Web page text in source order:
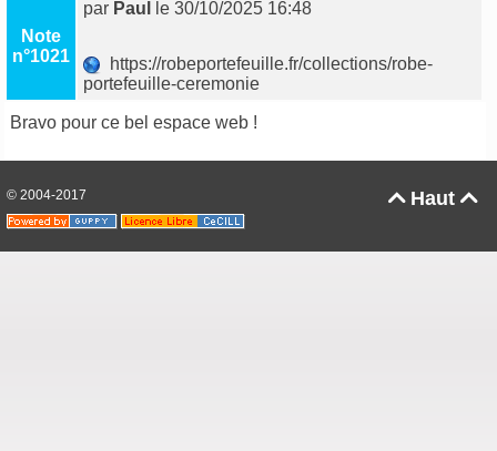
Note
n°1021
par Paul le 30/10/2025 16:48
https://robeportefeuille.fr/collections/robe-
portefeuille-ceremonie
Bravo pour ce bel espace web !
Haut 
© 2004-2017